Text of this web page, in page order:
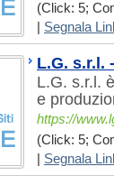
(Click: 5;
Segnala
L.G. s.r.l.
L.G. s.r.l.
e
https://
(Click: 5;
Segnala